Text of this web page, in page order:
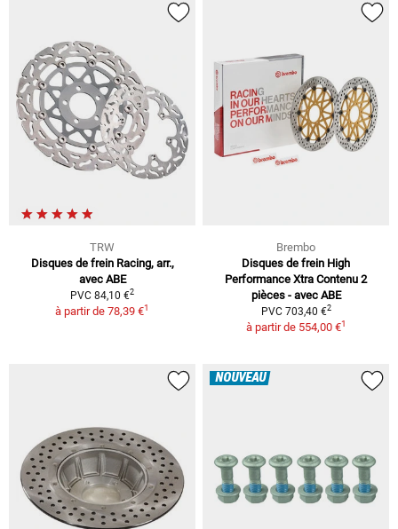
TRW
Disques de frein Racing, arr.,
avec ABE
PVC 84,10 €2
à partir de 78,39 €1
Brembo
Disques de frein High
Performance Xtra Contenu 2
pièces - avec ABE
PVC 703,40 €2
à partir de 554,00 €1
NOUVEAU